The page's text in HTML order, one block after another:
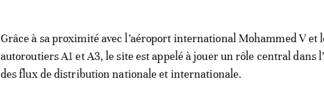
Grâce à sa proximité avec l’aéroport international Mohammed V et
autoroutiers A1 et A3, le site est appelé à jouer un rôle central dans
des flux de distribution nationale et internationale.